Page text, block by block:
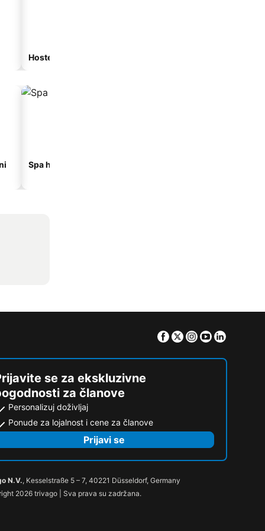
Hostel
Spa hoteli
Facebook
TwitterInstagram
Youtube
se za ekskluzivne
za članove
Personalizuj doživljaj
Ponude za lojalnost i cene za članove
Prijavi se
N.V., Kesselstraße 5 – 7, 40221 Düsseldorf, Germany
2026 trivago | Sva prava su zadržana.